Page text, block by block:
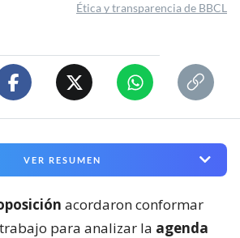
Ética y transparencia de BBCL
VER RESUMEN
acordaron conformar
para analizar la agenda